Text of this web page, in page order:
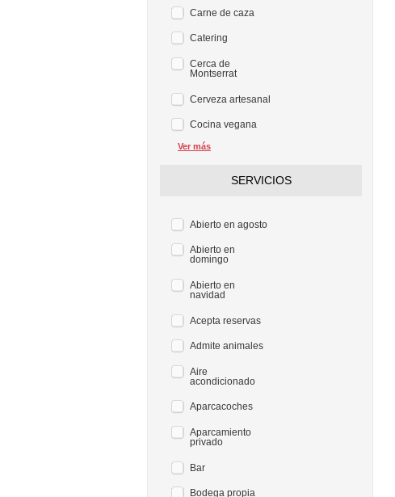
Carne de caza
Catering
Cerca de
Montserrat
Cerveza artesanal
Cocina vegana
Ver más
SERVICIOS
Abierto en agosto
Abierto en
domingo
Abierto en
navidad
Acepta reservas
Admite animales
Aire
acondicionado
Aparcacoches
Aparcamiento
privado
Bar
Bodega propia